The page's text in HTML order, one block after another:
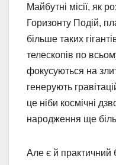
Майбутні місії, як
Горизонту Подій,
більше таких
телескопів по
фокусуються на
генерують
це ніби космічні
народження ще
Але є й практичний